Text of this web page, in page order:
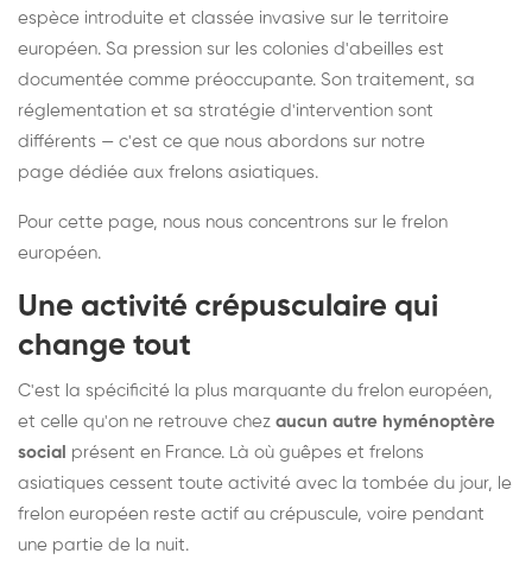
espèce introduite et classée invasive sur le territoire
européen. Sa pression sur les colonies d'abeilles est
documentée comme préoccupante. Son traitement, sa
réglementation et sa stratégie d'intervention sont
différents — c'est ce que nous abordons sur notre
page dédiée aux frelons asiatiques.
Pour cette page, nous nous concentrons sur le frelon
européen.
Une activité crépusculaire qui
change tout
C'est la spécificité la plus marquante du frelon européen,
et celle qu'on ne retrouve chez aucun autre hyménoptère
social présent en France. Là où guêpes et frelons
asiatiques cessent toute activité avec la tombée du jour, le
frelon européen reste actif au crépuscule, voire pendant
une partie de la nuit.